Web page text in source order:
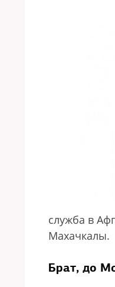
служба в
Махачкалы.
Брат, до